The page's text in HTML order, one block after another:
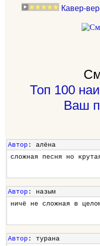
Кавер-
Топ 100
Ваш
Автор : алёна
сложная песня но
Автор : назым
ничё не сложная в
Автор : турана